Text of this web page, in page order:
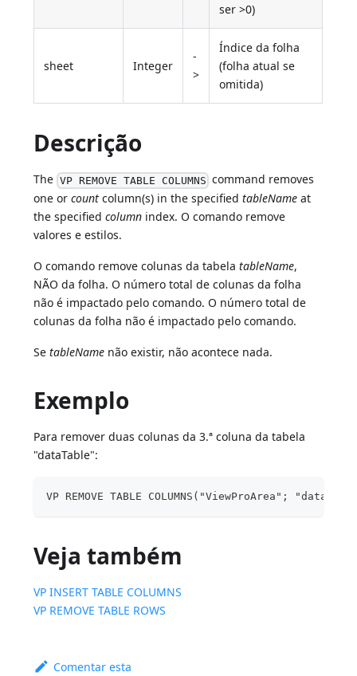
ser >0)
sheet Integer
-
>
Índice da folha
(folha atual se
omitida)
Descrição
The VP REMOVE TABLE COLUMNS command removes
one orcount column(s) in the specifiedtableName at
the specifiedcolumn index. O comando remove
valores e estilos.
O comando remove colunas da tabelatableName,
NÃO da folha. O número total de colunas da folha
não é impactado pelo comando. O número total de
colunas da folha não é impactado pelo comando.
SetableName não existir, não acontece nada.
Exemplo
Para remover duas colunas da 3.ª coluna da tabela
"dataTable":
VP REMOVE TABLE COLUMNS("ViewProArea";
Veja também
VP INSERT TABLE COLUMNS
VP REMOVE TABLE ROWS
Comentar esta